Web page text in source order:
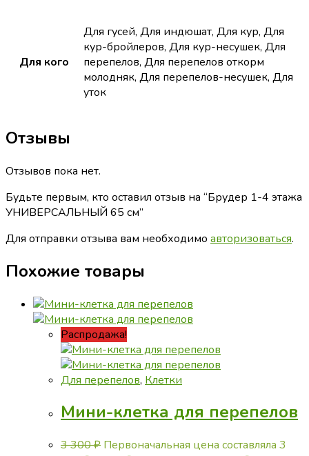
Для кого
Для гусей, Для индюшат, Для кур, Для
кур-бройлеров, Для кур-несушек, Для
перепелов, Для перепелов откорм
молодняк, Для перепелов-несушек, Для
уток
Отзывы
Отзывов пока нет.
Будьте первым, кто оставил отзыв на “Брудер 1-4 этажа
УНИВЕРСАЛЬНЫЙ 65 см”
Для отправки отзыва вам необходимо авторизоваться.
Похожие товары
Распродажа!
Для перепелов, Клетки
Мини-клетка для перепелов
3 300₽ Первоначальная цена составляла 3